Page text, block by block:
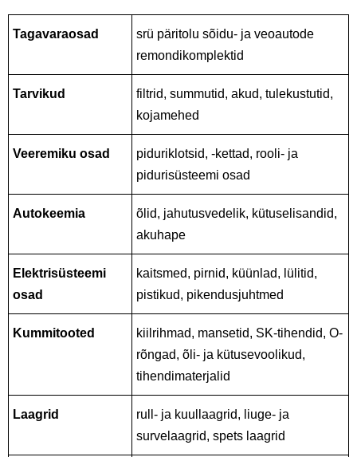
Tagavaraosad
srü päritolu sõidu- ja veoautode
remondikomplektid
Tarvikud
filtrid, summutid, akud, tulekustutid,
kojamehed
Veeremiku osad
piduriklotsid, -kettad, rooli- ja
pidurisüsteemi osad
Autokeemia
õlid, jahutusvedelik, kütuselisandid,
akuhape
Elektrisüsteemi
osad
kaitsmed, pirnid, küünlad, lülitid,
pistikud, pikendusjuhtmed
Kummitooted
kiilrihmad, mansetid, SK-tihendid, O-
rõngad, õli- ja kütusevoolikud,
tihendimaterjalid
Laagrid
rull- ja kuullaagrid, liuge- ja
survelaagrid, spets laagrid